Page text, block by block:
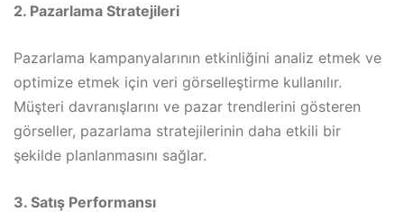
2. Pazarlama Stratejileri
Pazarlama kampanyalarının etkinliğini analiz etmek ve
optimize etmek için veri görselleştirme kullanılır.
Müşteri davranışlarını ve pazar trendlerini gösteren
görseller, pazarlama stratejilerinin daha etkili bir
şekilde planlanmasını sağlar.
3. Satış Performansı